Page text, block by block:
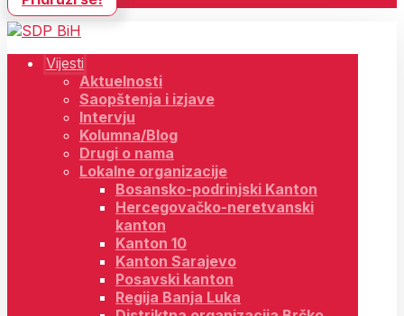
Vijesti
Aktuelnosti
Saopštenja i izjave
Intervju
Kolumna/Blog
Drugi o nama
Lokalne organizacije
Bosansko-podrinjski Kanton
Hercegovačko-neretvanski
kanton
Kanton 10
Kanton Sarajevo
Posavski kanton
Regija Banja Luka